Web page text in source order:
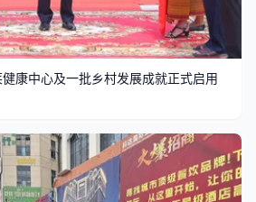
康中心及一批乡村发展成就正式启用